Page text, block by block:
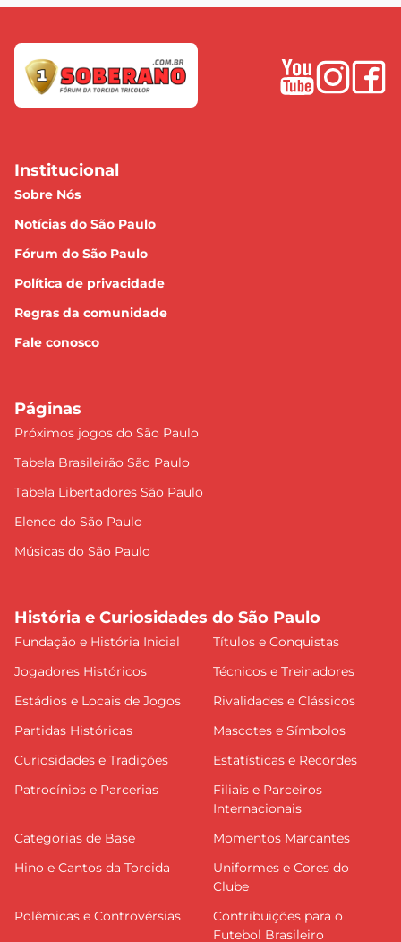
Institucional
Sobre Nós
Notícias do São Paulo
Fórum do São Paulo
Política de privacidade
Regras da comunidade
Fale conosco
Páginas
Próximos jogos do São Paulo
Tabela Brasileirão São Paulo
Tabela Libertadores São Paulo
Elenco do São Paulo
Músicas do São Paulo
História e Curiosidades do São Paulo
Fundação e História Inicial
Títulos e Conquistas
Jogadores Históricos
Técnicos e Treinadores
Estádios e Locais de Jogos
Rivalidades e Clássicos
Partidas Históricas
Mascotes e Símbolos
Curiosidades e Tradições
Estatísticas e Recordes
Patrocínios e Parcerias
Filiais e Parceiros
Internacionais
Categorias de Base
Momentos Marcantes
Hino e Cantos da Torcida
Uniformes e Cores do
Clube
Polêmicas e Controvérsias
Contribuições para o
Futebol Brasileiro